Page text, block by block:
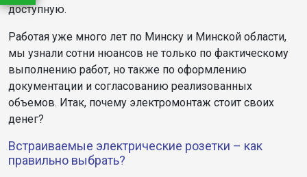
доступную.
Работая уже много лет по Минску и Минской области,
мы узнали сотни нюансов не только по фактическому
выполнению работ, но также по оформлению
документации и согласованию реализованных
объемов. Итак, почему электромонтаж стоит своих
денег?
Встраиваемые электрические розетки – как
правильно выбрать?